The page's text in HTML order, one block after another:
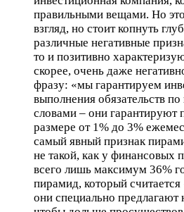
правильными вещами. Но
взгляд, но стоит копнуть
различные негативные
то и позитивно
скорее, очень даже
фразу: «мы гарантируем
выполнения обязательств
словами – они гарантируют
размере от 1% до 3%
самый явный признак
не такой, как у финансовых
всего лишь максимум 36%
пирамид, который
они специально